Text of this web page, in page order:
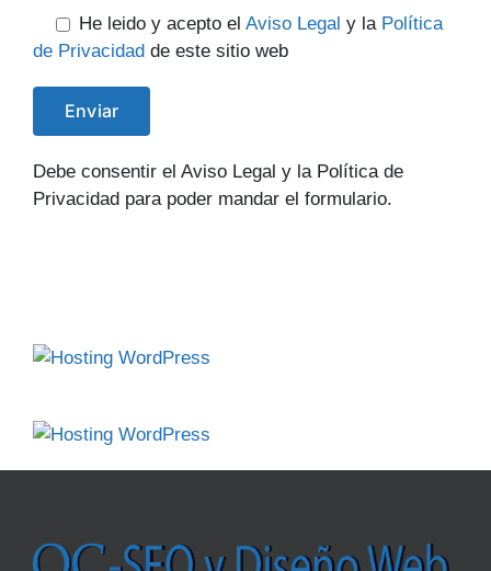
He leido y acepto el Aviso Legal y la Política
de Privacidad de este sitio web
Debe consentir el Aviso Legal y la Política de
Privacidad para poder mandar el formulario.